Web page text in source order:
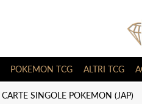
POKEMON TCG ALTRI TCG
CARTE SINGOLE POKEMON (JAP)